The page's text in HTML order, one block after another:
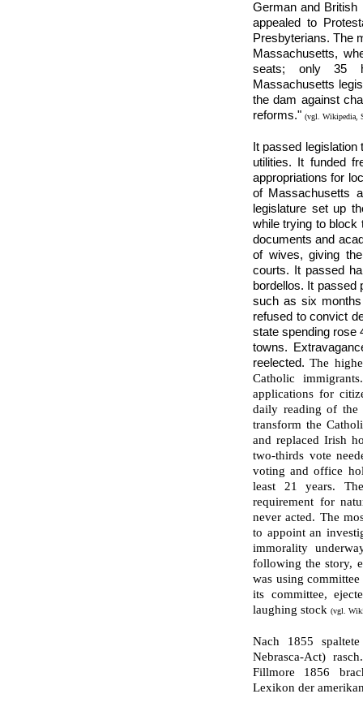
German and British
appealed to
Presbyterians. The
Massachusetts,
seats; only 35
Massachusetts
the dam against
reforms." (vgl. Wikipedia,
It passed
utilities. It funded
appropriations for
of Massachusetts
legislature set up
while trying to block
documents and
of wives, giving
courts. It passed
bordellos. It passed
such as six
refused to convict
state spending rose
towns.
reelected. The
Catholic
applications for
daily reading of the
transform the
and replaced Irish
two-thirds vote
voting and office
least 21 years.
requirement for
never acted. The
to appoint an
immorality
following the story,
was using
its committee,
laughing stock (vgl.
Nach 1855
Nebrasca-Act)
Fillmore 1856
Lexikon der